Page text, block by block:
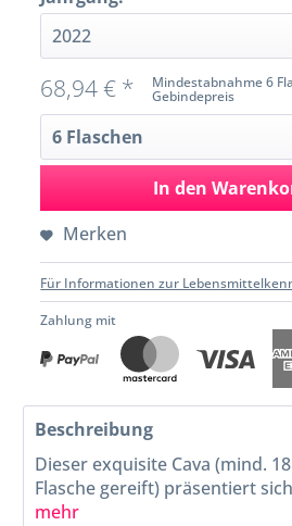
Mindestabnahme 6
Gebindepreis
68,94 € *
In den
Merken
Für Informationen zur
Zahlung mit
Beschreibung
Dieser exquisite Cava (mind.
Flasche gereift) präsentiert
mehr